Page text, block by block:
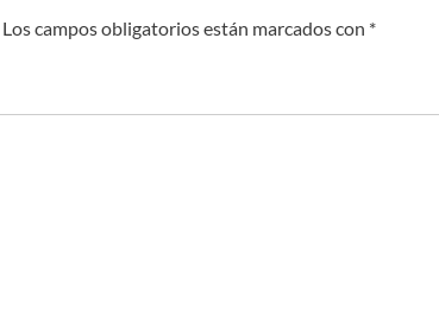
Los campos obligatorios están marcados con *